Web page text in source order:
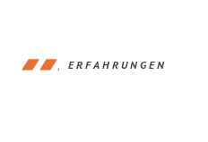
ERFAHRUNGEN